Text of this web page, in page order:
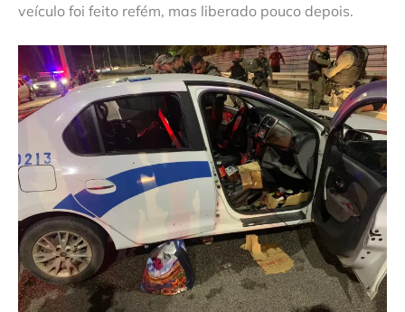
veículo foi feito refém, mas liberado pouco depois.